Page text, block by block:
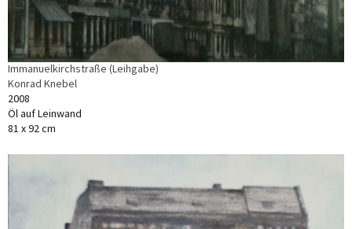
Immanuelkirchstraße (Leihgabe)
Konrad Knebel
2008
Öl auf Leinwand
81 x 92 cm